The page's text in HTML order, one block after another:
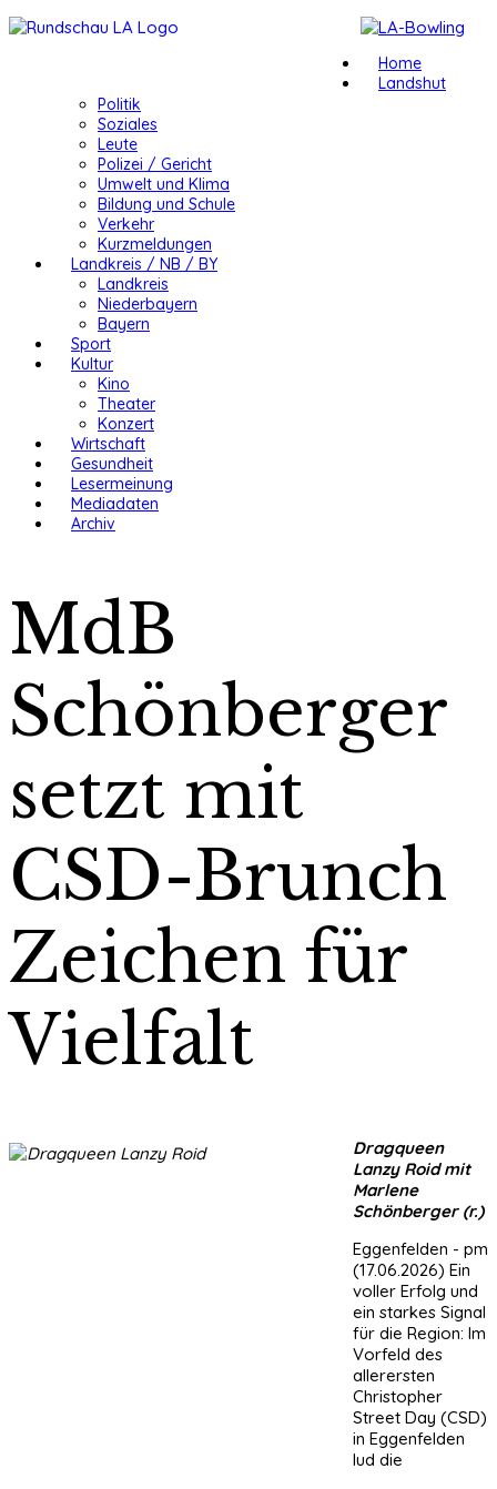
Home
Landshut
Politik
Soziales
Leute
Polizei / Gericht
Umwelt und Klima
Bildung und Schule
Verkehr
Kurzmeldungen
Landkreis / NB / BY
Landkreis
Niederbayern
Bayern
Sport
Kultur
Kino
Theater
Konzert
Wirtschaft
Gesundheit
Lesermeinung
Mediadaten
Archiv
MdB
Schönberger
setzt mit
CSD-Brunch
Zeichen für
Vielfalt
Dragqueen
Lanzy Roid mit
Marlene
Schönberger (r.)
Eggenfelden - pm
(17.06.2026) Ein
voller Erfolg und
ein starkes Signal
für die Region: Im
Vorfeld des
allerersten
Christopher
Street Day (CSD)
in Eggenfelden
lud die